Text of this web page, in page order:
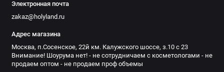
Электронная почта
zakaz@holyland.ru
Адрес магазина
Москва, п.Сосенское, 22й км. Калужского шоссе, з.10 с 23
Внимание! Шоурума нет! - не сотрудничаем с косметологами - не
продаем оптом - не продаем проф объемы